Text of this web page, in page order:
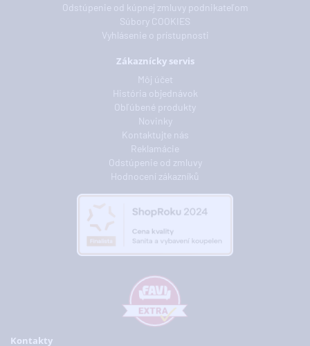
Odstúpenie od kúpnej zmluvy podnikateľom
Súbory COOKIES
Vyhlásenie o prístupnosti
Zákaznícky servis
Môj účet
História objednávok
Obľúbené produkty
Novinky
Kontaktujte nás
Reklamácie
Odstúpenie od zmluvy
Hodnocení zákazníků
Kontakty